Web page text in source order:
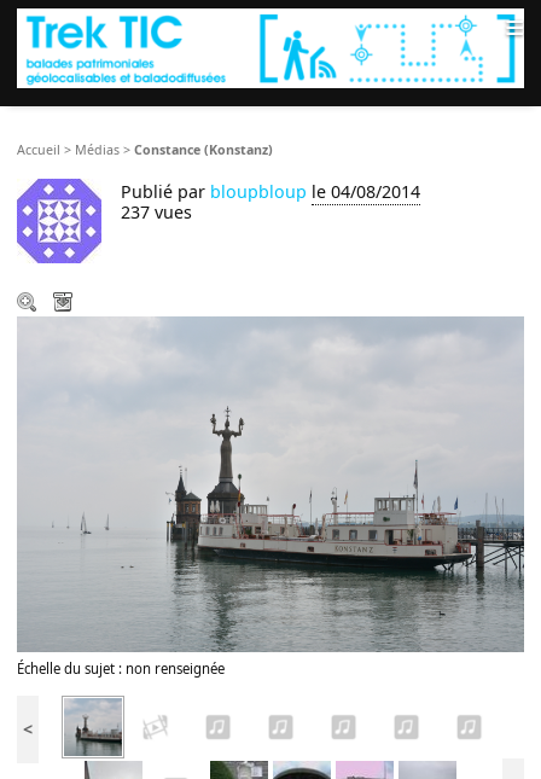
≡
Accueil > Médias >Constance (Konstanz)
Publié par bloupbloup le 04/08/2014
237 vues
Échelle du sujet : non renseignée
<